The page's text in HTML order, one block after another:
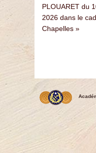
PLOUARET du
2026 dans le
Chapelles »